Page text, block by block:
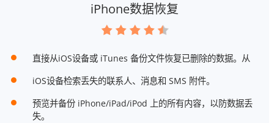
iPhone数据恢复
直接从iOS设备或 iTunes 备份文件恢复已删除的数据。从
iOS设备检索丢失的联系人、消息和 SMS 附件。
预览并备份 iPhone/iPad/iPod 上的所有内容，以防数据丢
失。